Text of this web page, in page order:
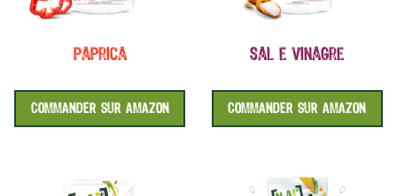
paprica
COMMANDER SUR AMAZON
sal e vinagre
COMMANDER SUR AMAZON